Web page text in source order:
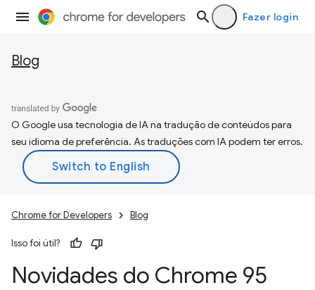
Fazer login
Blog
O Google usa tecnologia de IA na tradução de conteúdos para
seu idioma de preferência. As traduções com IA podem ter erros.
Chrome for Developers Blog
Isso foi útil?
Novidades do Chrome 95